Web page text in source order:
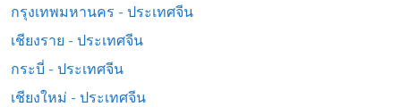
กรุงเทพมหานคร - ประเทศจีน
เชียงราย - ประเทศจีน
กระบี่ - ประเทศจีน
เชียงใหม่ - ประเทศจีน